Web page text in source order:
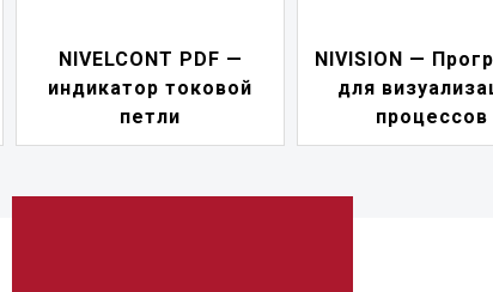
NIVELCONT PDF —
индикатор токовой
петли
NIVISION —
для
процессов